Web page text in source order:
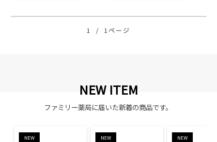
1 / 1ページ
NEW ITEM
ファミリー薬局に届いた新着の商品です。
NEW NEW NEW